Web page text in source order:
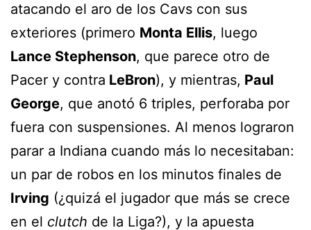
atacando el aro de los Cavs con sus
exteriores (primero Monta Ellis, luego
Lance Stephenson, que parece otro de
Pacer y contra LeBron), y mientras, Paul
George, que anotó 6 triples, perforaba por
fuera con suspensiones. Al menos lograron
parar a Indiana cuando más lo necesitaban:
un par de robos en los minutos finales de
Irving (¿quizá el jugador que más se crece
en el clutch de la Liga?), y la apuesta